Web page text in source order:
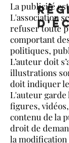
La publicité
L'association
refuser toute
comportant
politiques,
L’auteur doit
illustrations
doit indiquer
L'auteur
figures,
contenu de la
droit de
la modification